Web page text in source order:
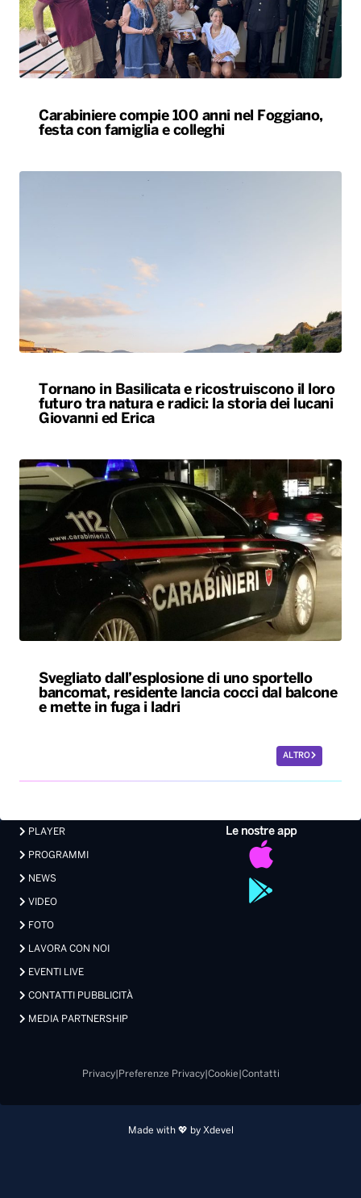
Carabiniere compie 100 anni nel Foggiano,
festa con famiglia e colleghi
Tornano in Basilicata e ricostruiscono il loro
futuro tra natura e radici: la storia dei lucani
Giovanni ed Erica
Svegliato dall’esplosione di uno sportello
bancomat, residente lancia cocci dal balcone
e mette in fuga i ladri
ALTRO
Le nostre app
PLAYER
PROGRAMMI
NEWS
VIDEO
FOTO
LAVORA CON NOI
EVENTI LIVE
CONTATTI PUBBLICITÀ
MEDIA PARTNERSHIP
Privacy| Preferenze Privacy| Cookie Contatti
Made with 💖 by Xdevel